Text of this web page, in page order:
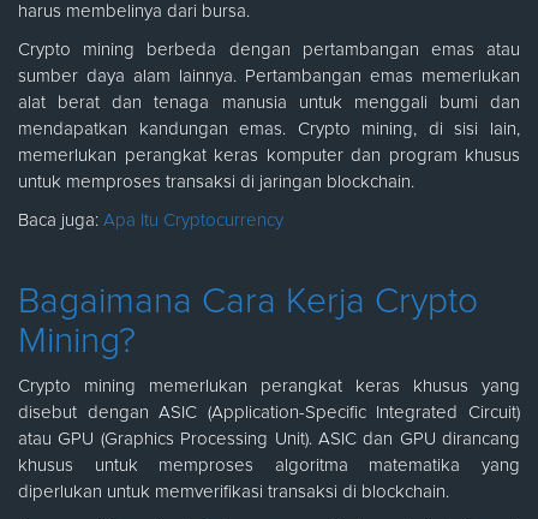
harus membelinya dari bursa.
Crypto mining berbeda dengan pertambangan emas atau
sumber daya alam lainnya. Pertambangan emas memerlukan
alat berat dan tenaga manusia untuk menggali bumi dan
mendapatkan kandungan emas. Crypto mining, di sisi lain,
memerlukan perangkat keras komputer dan program khusus
untuk memproses transaksi di jaringan blockchain.
Baca juga: Apa Itu Cryptocurrency
Bagaimana Cara Kerja Crypto
Mining?
Crypto mining memerlukan perangkat keras khusus yang
disebut dengan ASIC (Application-Specific Integrated Circuit)
atau GPU (Graphics Processing Unit). ASIC dan GPU dirancang
khusus untuk memproses algoritma matematika yang
diperlukan untuk memverifikasi transaksi di blockchain.